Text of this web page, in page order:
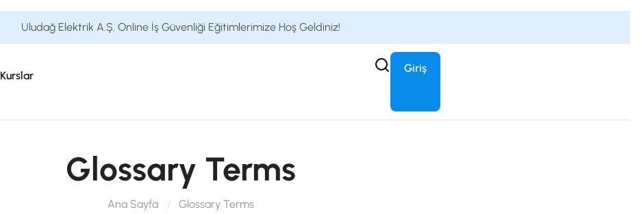
Uludağ Elektrik A.Ş. Online İş Güvenliği Eğitimlerimize Hoş Geldiniz!
Kurslar
Giriş
Glossary Terms
Ana Sayfa Glossary Terms